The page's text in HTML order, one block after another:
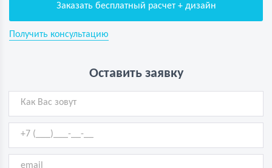
Заказать бесплатный расчет + дизайн
Получить консультацию
Оставить заявку